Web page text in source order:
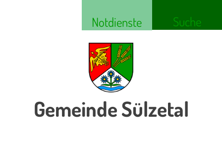
Notdienste Suche
Gemeinde Sülzetal